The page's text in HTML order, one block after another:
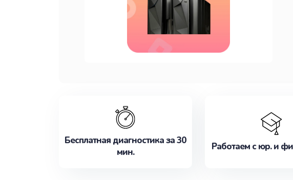
Бесплатная диагностика за 30
мин.
Работаем с юр. и